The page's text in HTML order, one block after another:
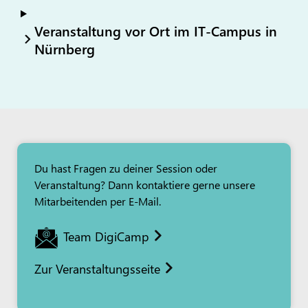
Veranstaltung vor Ort im IT-Campus in
Nürnberg
Du hast Fragen zu deiner Session oder
Veranstaltung? Dann kontaktiere gerne unsere
Mitarbeitenden per E-Mail.
Team DigiCamp
Zur Veranstaltungsseite